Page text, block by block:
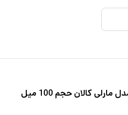
کالان حجم 100 میل